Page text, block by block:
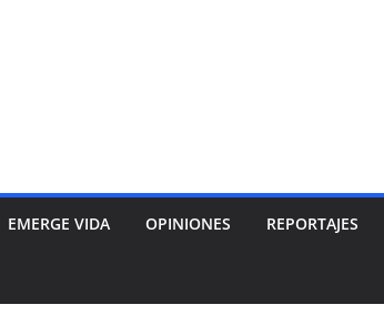
EMERGE VIDA OPINIONES REPORTAJES